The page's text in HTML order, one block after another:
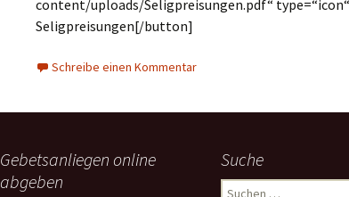
content/uploads/Seligpreisungen.pdf“
Seligpreisungen[/button]
Schreibe einen Kommentar
Gebetsanliegen online
abgeben
Suche
Suchen